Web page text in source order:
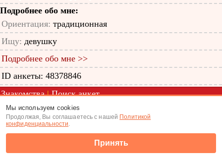
Подробнее обо мне:
Ориентация: традиционная
Ищу: девушку
Подробнее обо мне >>
ID анкеты: 48378846
Знакомства|Поиск анкет
(c) Tabor.ru 2026
Мы используем cookies
Продолжая, Вы соглашаетесь с нашей Политикой
конфиденциальности.
Принять